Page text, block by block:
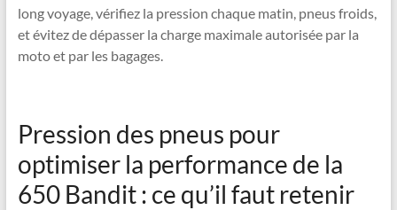
long voyage, vérifiez la pression chaque matin, pneus froids,
et évitez de dépasser la charge maximale autorisée par la
moto et par les bagages.
Pression des pneus pour
optimiser la performance de la
650 Bandit : ce qu’il faut retenir